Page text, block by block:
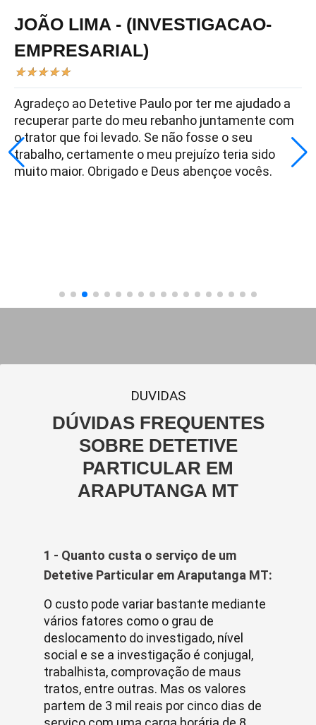
JOÃO LIMA - (INVESTIGACAO-
EMPRESARIAL)
★★★★★
Agradeço ao Detetive Paulo por ter me ajudado a
recuperar parte do meu rebanho juntamente com
o trator que foi levado. Se não fosse o seu
trabalho, certamente o meu prejuízo teria sido
muito maior. Obrigado e Deus abençoe vocês.
DUVIDAS
DÚVIDAS FREQUENTES
SOBRE DETETIVE
PARTICULAR EM
ARAPUTANGA MT
1 - Quanto custa o serviço de um
Detetive Particular em Araputanga MT:
O custo pode variar bastante mediante
vários fatores como o grau de
deslocamento do investigado, nível
social e se a investigação é conjugal,
trabalhista, comprovação de maus
tratos, entre outras. Mas os valores
partem de 3 mil reais por cinco dias de